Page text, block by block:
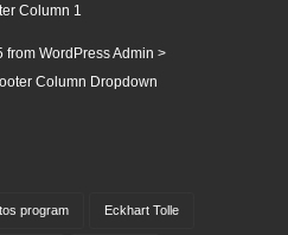
Column 1
from WordPress Admin >
Column Dropdown
program Eckhart Tolle